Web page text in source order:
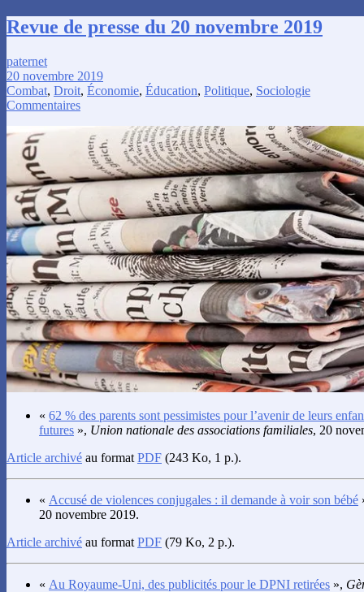
Revue de presse du 20 novembre 2019
paternet
20 novembre 2019
Combat, Droit, Économie, Éducation, Politique, Sociologie
Commentaires
« 62 % des parents sont pessimistes pour l’avenir de leurs
futures », Union nationale des associations familiales, 20
Article archivé au format PDF (243 Ko, 1 p.).
« Accusé de violences conjugales : il demande à voir son bébé
20 novembre 2019.
Article archivé au format PDF (79 Ko, 2 p.).
« Au Royaume-Uni, des publicités pour le DPNI retirées »,